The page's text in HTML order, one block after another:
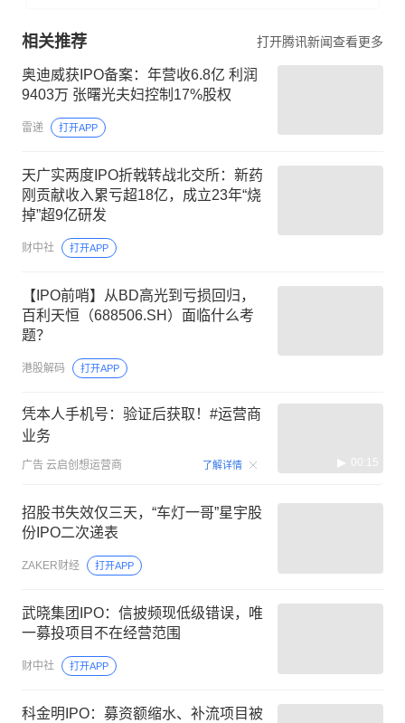
相关推荐 打开腾讯新闻查看更多
奥迪威获IPO备案：年营收6.8亿 利润
9403万 张曙光夫妇控制17%股权
雷递 打开APP
天广实两度IPO折戟转战北交所：新药
刚贡献收入累亏超18亿，成立23年“烧
掉”超9亿研发
财中社 打开APP
【IPO前哨】从BD高光到亏损回归，
百利天恒（688506.SH）面临什么考
题？
港股解码 打开APP
凭本人手机号：验证后获取！#运营商
业务
广告 云启创想运营商 了解详情 00:15
招股书失效仅三天，“车灯一哥”星宇股
份IPO二次递表
ZAKER财经 打开APP
武晓集团IPO：信披频现低级错误，唯
一募投项目不在经营范围
财中社 打开APP
科金明IPO：募资额缩水、补流项目被